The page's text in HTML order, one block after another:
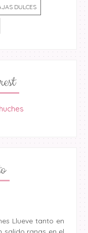
DULCES
Llueve tanto en